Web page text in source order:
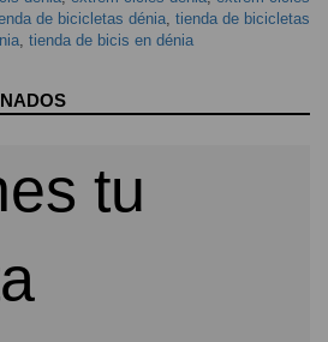
de bicicletas dénia, tienda de bicicletas
, tienda de bicis en dénia